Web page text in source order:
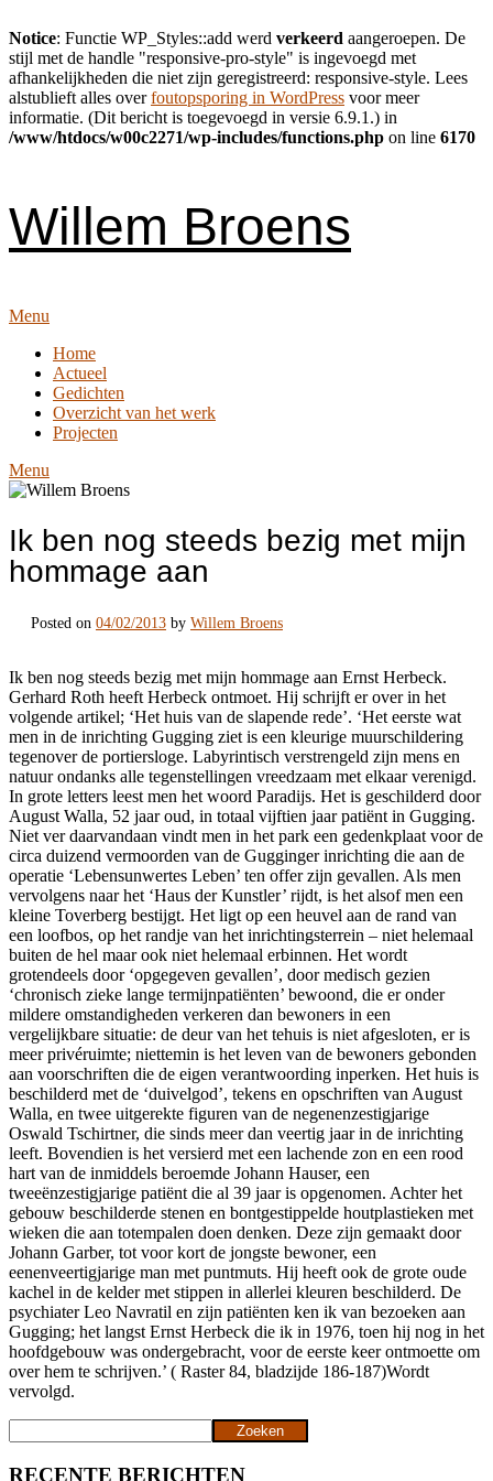
Notice: Functie WP_Styles::add werd verkeerd aangeroepen. De
stijl met de handle "responsive-pro-style" is ingevoegd met
afhankelijkheden die niet zijn geregistreerd: responsive-style. Lees
alstublieft alles overfoutopsporing in WordPress voor meer
informatie. (Dit bericht is toegevoegd in versie 6.9.1.) in
/www/htdocs/w00c2271/wp-includes/functions.php on line 6170
Willem Broens
Menu
Home
Actueel
Gedichten
Overzicht van het werk
Projecten
Menu
Ik ben nog steeds bezig met mijn
hommage aan
Posted on 04/02/2013 by Willem Broens
Ik ben nog steeds bezig met mijn hommage aan Ernst Herbeck.
Gerhard Roth heeft Herbeck ontmoet. Hij schrijft er over in het
volgende artikel; ‘Het huis van de slapende rede’. ‘Het eerste wat
men in de inrichting Gugging ziet is een kleurige muurschildering
tegenover de portiersloge. Labyrintisch verstrengeld zijn mens en
natuur ondanks alle tegenstellingen vreedzaam met elkaar verenigd.
In grote letters leest men het woord Paradijs. Het is geschilderd door
August Walla, 52 jaar oud, in totaal vijftien jaar patiënt in Gugging.
Niet ver daarvandaan vindt men in het park een gedenkplaat voor de
circa duizend vermoorden van de Gugginger inrichting die aan de
operatie ‘Lebensunwertes Leben’ ten offer zijn gevallen. Als men
vervolgens naar het ‘Haus der Kunstler’ rijdt, is het alsof men een
kleine Toverberg bestijgt. Het ligt op een heuvel aan de rand van
een loofbos, op het randje van het inrichtingsterrein – niet helemaal
buiten de hel maar ook niet helemaal erbinnen. Het wordt
grotendeels door ‘opgegeven gevallen’, door medisch gezien
‘chronisch zieke lange termijnpatiënten’ bewoond, die er onder
mildere omstandigheden verkeren dan bewoners in een
vergelijkbare situatie: de deur van het tehuis is niet afgesloten, er is
meer privéruimte; niettemin is het leven van de bewoners gebonden
aan voorschriften die de eigen verantwoording inperken. Het huis is
beschilderd met de ‘duivelgod’, tekens en opschriften van August
Walla, en twee uitgerekte figuren van de negenenzestigjarige
Oswald Tschirtner, die sinds meer dan veertig jaar in de inrichting
leeft. Bovendien is het versierd met een lachende zon en een rood
hart van de inmiddels beroemde Johann Hauser, een
tweeënzestigjarige patiënt die al 39 jaar is opgenomen. Achter het
gebouw beschilderde stenen en bontgestippelde houtplastieken met
wieken die aan totempalen doen denken. Deze zijn gemaakt door
Johann Garber, tot voor kort de jongste bewoner, een
eenenveertigjarige man met puntmuts. Hij heeft ook de grote oude
kachel in de kelder met stippen in allerlei kleuren beschilderd. De
psychiater Leo Navratil en zijn patiënten ken ik van bezoeken aan
Gugging; het langst Ernst Herbeck die ik in 1976, toen hij nog in het
hoofdgebouw was ondergebracht, voor de eerste keer ontmoette om
over hem te schrijven.’ ( Raster 84, bladzijde 186-187)Wordt
vervolgd.
Zoeken
RECENTE BERICHTEN